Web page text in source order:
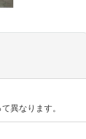
異なります。